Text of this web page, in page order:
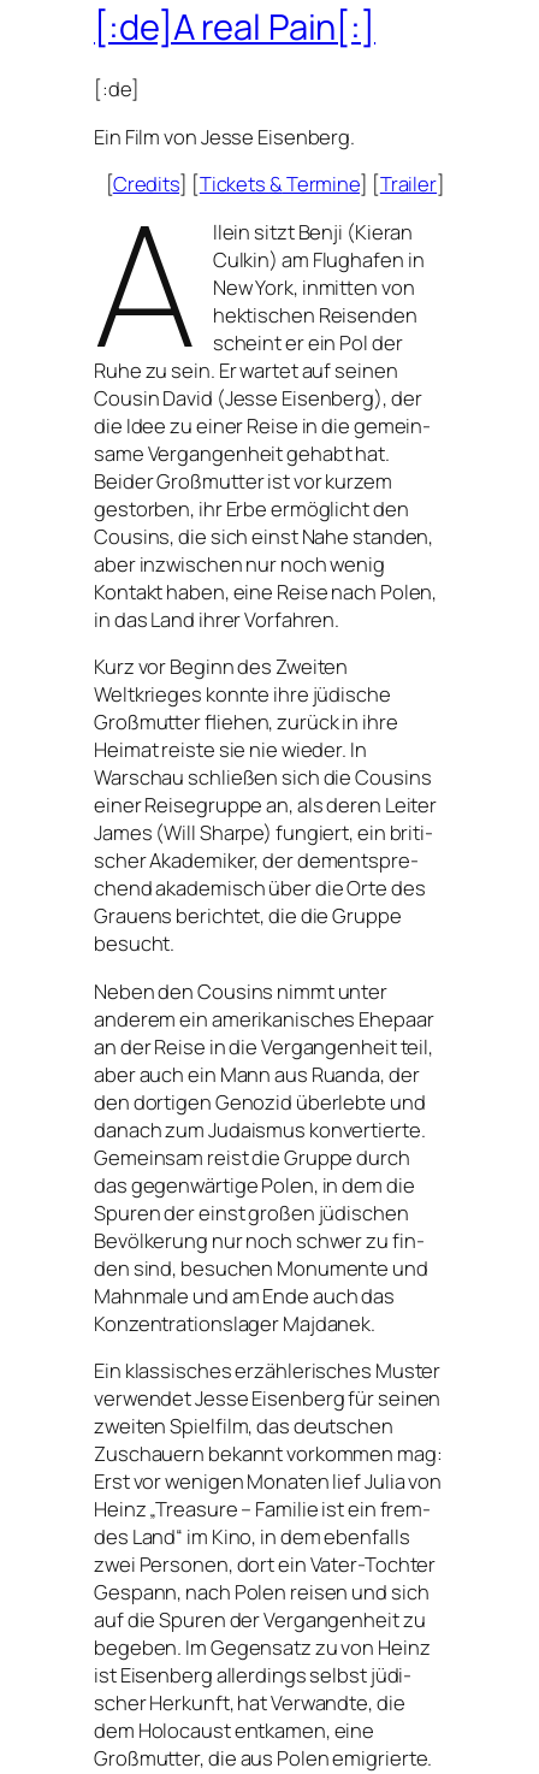
[:de]A real Pain[:]
[:de]
Ein Film von Jesse Eisenberg.
[Credits] [Tickets&Termine] [Trailer]
A
llein sitzt Benji (Kieran
Culkin) am Flughafen in
New York, inmit­ten von
hek­ti­schen Reisenden
scheint er ein Pol der
Ruhe zu sein. Er war­tet auf sei­nen
Cousin David (Jesse Eisenberg), der
die Idee zu einer Reise in die gemein­
sa­me Vergangenheit gehabt hat.
Beider Großmutter ist vor kur­zem
gestor­ben, ihr Erbe ermög­licht den
Cousins, die sich einst Nahe stan­den,
aber inzwi­schen nur noch wenig
Kontakt haben, eine Reise nach Polen,
in das Land ihrer Vorfahren.
Kurz vor Beginn des Zweiten
Weltkrieges konn­te ihre jüdi­sche
Großmutter flie­hen, zurück in ihre
Heimat reis­te sie nie wie­der. In
Warschau schlie­ßen sich die Cousins
einer Reisegruppe an, als deren Leiter
James (Will Sharpe) fun­giert, ein bri­ti­
scher Akademiker, der dem­entspre­
chend aka­de­misch über die Orte des
Grauens berich­tet, die die Gruppe
besucht.
Neben den Cousins nimmt unter
ande­rem ein ame­ri­ka­ni­sches Ehepaar
an der Reise in die Vergangenheit teil,
aber auch ein Mann aus Ruanda, der
den dor­ti­gen Genozid über­leb­te und
danach zum Judaismus kon­ver­tier­te.
Gemeinsam reist die Gruppe durch
das gegen­wär­ti­ge Polen, in dem die
Spuren der einst gro­ßen jüdi­schen
Bevölkerung nur noch schwer zu fin­
den sind, besu­chen Monumente und
Mahnmale und am Ende auch das
Konzentrationslager Majdanek.
Ein klas­si­sches erzäh­le­ri­sches Muster
ver­wen­det Jesse Eisenberg für sei­nen
zwei­ten Spielfilm, das deut­schen
Zuschauern bekannt vor­kom­men mag:
Erst vor weni­gen Monaten lief Julia von
Heinz „Treasure – Familie ist ein frem­
des Land“ im Kino, in dem eben­falls
zwei Personen, dort ein Vater-Tochter
Gespann, nach Polen rei­sen und sich
auf die Spuren der Vergangenheit zu
bege­ben. Im Gegensatz zu von Heinz
ist Eisenberg aller­dings selbst jüdi­
scher Herkunft, hat Verwandte, die
dem Holocaust ent­ka­men, eine
Großmutter, die aus Polen emigrierte.